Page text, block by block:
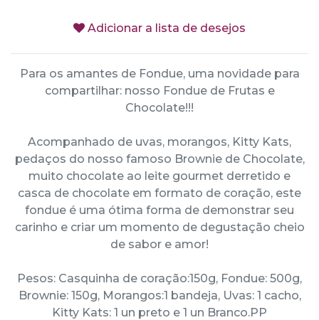
Adicionar a lista de desejos
Para os amantes de Fondue, uma novidade para
compartilhar: nosso Fondue de Frutas e
Chocolate!!!
Acompanhado de uvas, morangos, Kitty Kats,
pedaços do nosso famoso Brownie de Chocolate,
muito chocolate ao leite gourmet derretido e
casca de chocolate em formato de coração, este
fondue é uma ótima forma de demonstrar seu
carinho e criar um momento de degustação cheio
de sabor e amor!
Pesos: Casquinha de coração:150g, Fondue: 500g,
Brownie: 150g, Morangos:1 bandeja, Uvas: 1 cacho,
Kitty Kats: 1 un preto e 1 un Branco.PP